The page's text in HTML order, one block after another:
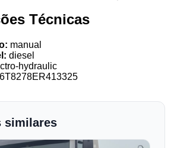
Técnicas
manual
diesel
hydraulic
similares